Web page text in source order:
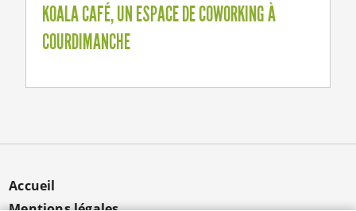
KOALA CAFÉ, UN ESPACE DE COWORKING À
COURDIMANCHE
MENU
Accueil